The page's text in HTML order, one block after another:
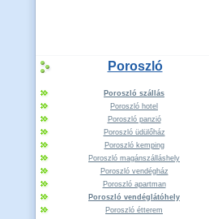
Poroszló
Poroszló szállás
Poroszló hotel
Poroszló panzió
Poroszló üdülőház
Poroszló kemping
Poroszló magánszálláshely
Poroszló vendégház
Poroszló apartman
Poroszló vendéglátóhely
Poroszló étterem